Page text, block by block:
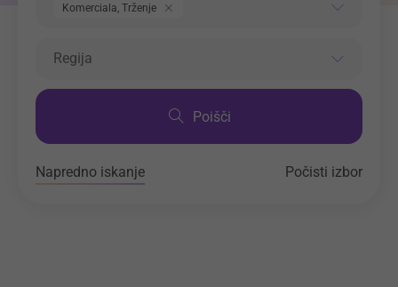
Komerciala, Trženje
Regija
Poišči
Napredno iskanje Počisti izbor